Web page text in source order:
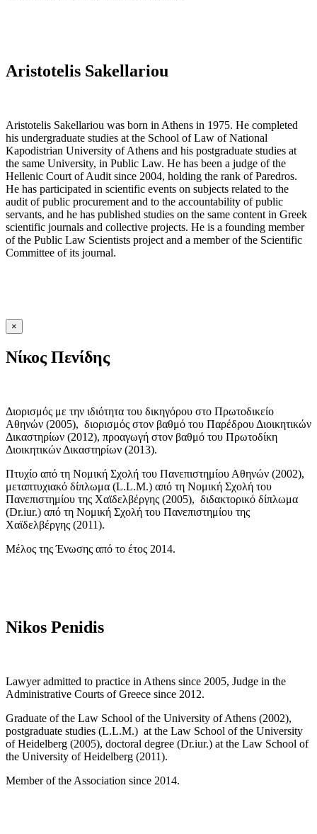
Aristotelis Sakellariou
Aristotelis Sakellariou was born in Athens in 1975. He completed
his undergraduate studies at the School of Law of National
Kapodistrian University of Athens and his postgraduate studies at
the same University, in Public Law. He has been a judge of the
Hellenic Court of Audit since 2004, holding the rank of Paredros.
He has participated in scientific events on subjects related to the
audit of public procurement and to the accountability of public
servants, and he has published studies on the same content in Greek
scientific journals and collective projects. He is a founding member
of the Public Law Scientists project and a member of the Scientific
Committee of its journal.
×
Νίκος Πενίδης
Διορισμός με την ιδιότητα του δικηγόρου στο Πρωτοδικείο
Αθηνών (2005), διορισμός στον βαθμό του Παρέδρου Διοικητικών
Δικαστηρίων (2012), προαγωγή στον βαθμό του Πρωτοδίκη
Διοικητικών Δικαστηρίων (2013).
Πτυχίο από τη Νομική Σχολή του Πανεπιστημίου Αθηνών (2002),
μεταπτυχιακό δίπλωμα (L.L.M.) από τη Νομική Σχολή του
Πανεπιστημίου της Χαϊδελβέργης (2005), διδακτορικό δίπλωμα
(Dr.iur.) από τη Νομική Σχολή του Πανεπιστημίου της
Χαϊδελβέργης (2011).
Μέλος της Ένωσης από το έτος 2014.
Nikos Penidis
Lawyer admitted to practice in Athens since 2005, Judge in the
Administrative Courts of Greece since 2012.
Graduate of the Law School of the University of Athens (2002),
postgraduate studies (L.L.M.) at the Law School of the University
of Heidelberg (2005), doctoral degree (Dr.iur.) at the Law School of
the University of Heidelberg (2011).
Member of the Association since 2014.